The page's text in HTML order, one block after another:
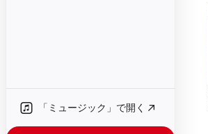
「ミュージック」で開く